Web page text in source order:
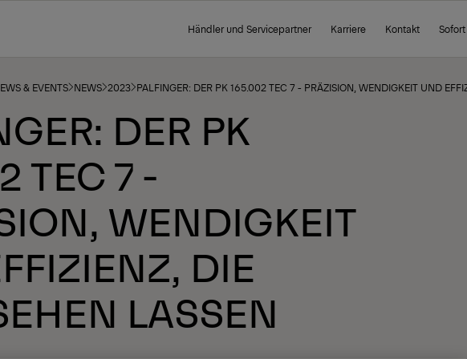
Händler und Servicepartner Karriere Kontakt
& EVENTS NEWS 2023 PALFINGER: DER PK 165.002 TEC 7 - PRÄZISION, WENDIGKEIT UND
DER PK
TEC 7 -
WENDIGKEIT
DIE
LASSEN